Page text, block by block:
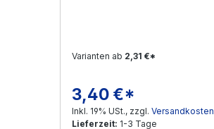
Varianten ab 2,31 €*
Regulärer Preis:
3,40 €*
Inkl. 19% USt., zzgl. Versandkosten
Lieferzeit: 1-3 Tage